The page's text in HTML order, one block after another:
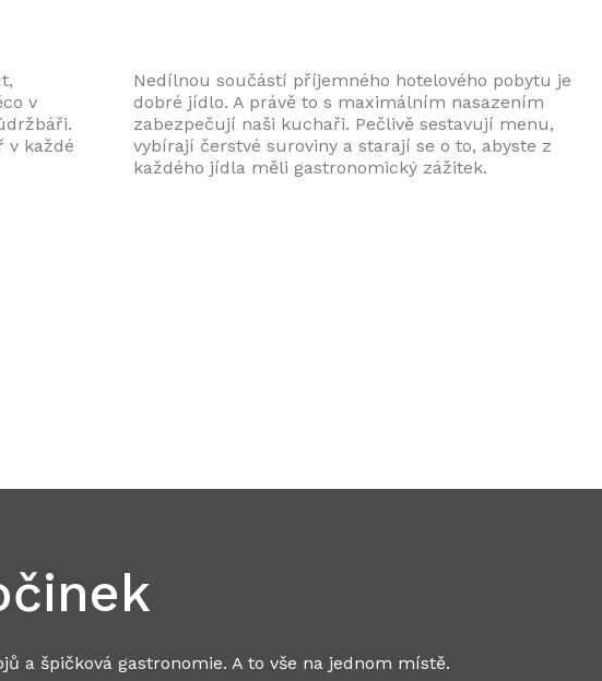
v
v každé
Nedílnou součástí příjemného hotelového pobytu je
dobré jídlo. A právě to s maximálním nasazením
zabezpečují naši kuchaři. Pečlivě sestavují menu,
vybírají čerstvé suroviny a starají se o to, abyste z
každého jídla měli gastronomický zážitek.
gastronomie. A to vše na jednom místě.